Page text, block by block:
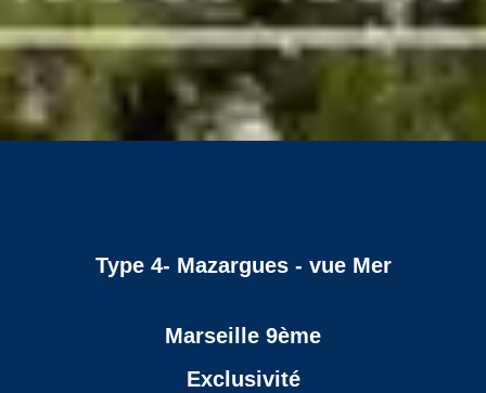
Type 4- Mazargues - vue Mer
Marseille 9ème
Exclusivité